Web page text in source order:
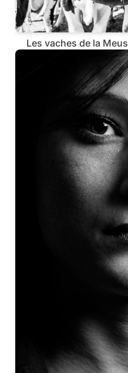
Les vaches de la